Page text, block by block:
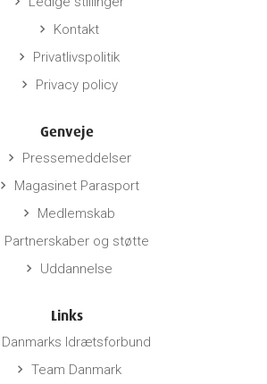
keyboard_arrow_right Kontakt
keyboard_arrow_right Privatlivspolitik
keyboard_arrow_right Privacy policy
Genveje
keyboard_arrow_right Pressemeddelser
keyboard_arrow_right Magasinet Parasport
keyboard_arrow_right Medlemskab
Partnerskaber og støtte
keyboard_arrow_right Uddannelse
Links
Danmarks Idrætsforbund
keyboard_arrow_right Team Danmark